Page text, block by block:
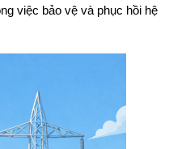
việc bảo vệ và phục hồi hệ